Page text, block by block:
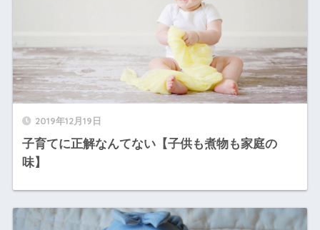
2019年12月19日
子育てに正解なんてない【子供も煮物も家庭の
味】